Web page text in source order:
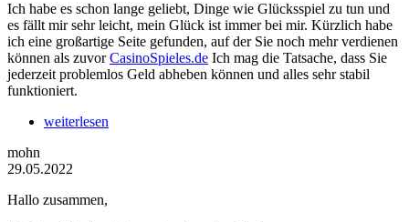
Ich habe es schon lange geliebt, Dinge wie Glücksspiel zu tun und
es fällt mir sehr leicht, mein Glück ist immer bei mir. Kürzlich habe
ich eine großartige Seite gefunden, auf der Sie noch mehr verdienen
können als zuvorCasinoSpieles.de Ich mag die Tatsache, dass Sie
jederzeit problemlos Geld abheben können und alles sehr stabil
funktioniert.
weiterlesen
mohn
29.05.2022
Hallo zusammen,